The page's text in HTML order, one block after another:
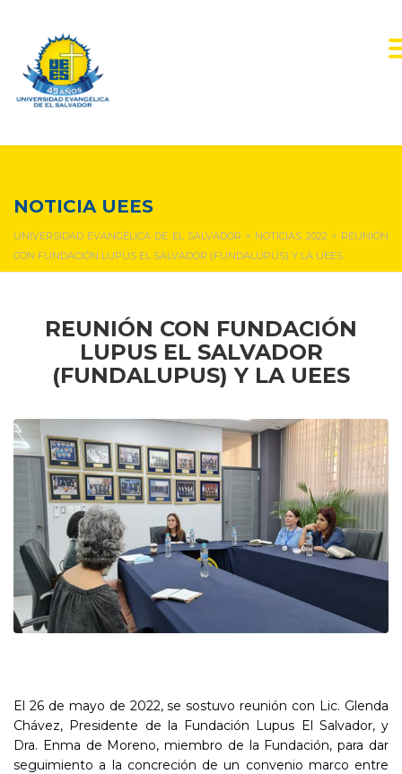
NOTICIA UEES
UNIVERSIDAD EVANGÉLICA DE EL SALVADOR > NOTICIAS 2022> REUNIÓN
CON FUNDACIÓN LUPUS EL SALVADOR (FUNDALUPUS) Y LA UEES
REUNIÓN CON FUNDACIÓN
LUPUS EL SALVADOR
(FUNDALUPUS) Y LA UEES
El 26 de mayo de 2022, se sostuvo reunión con Lic. Glenda
Chávez, Presidente de la Fundación Lupus El Salvador, y
Dra. Enma de Moreno, miembro de la Fundación, para dar
seguimiento a la concreción de un convenio marco entre